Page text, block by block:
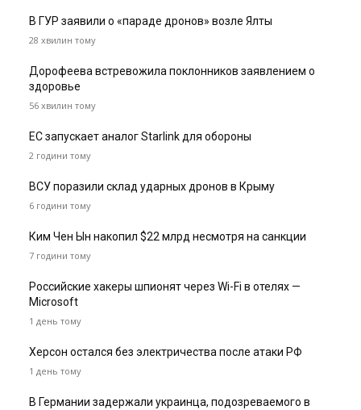
В ГУР заявили о «параде дронов» возле Ялты
28 хвилин тому
Дорофеева встревожила поклонников заявлением о
здоровье
56 хвилин тому
ЕС запускает аналог Starlink для обороны
2 години тому
ВСУ поразили склад ударных дронов в Крыму
6 години тому
Ким Чен Ын накопил $22 млрд несмотря на санкции
7 години тому
Российские хакеры шпионят через Wi-Fi в отелях —
Microsoft
1 день тому
Херсон остался без электричества после атаки РФ
1 день тому
В Германии задержали украинца, подозреваемого в